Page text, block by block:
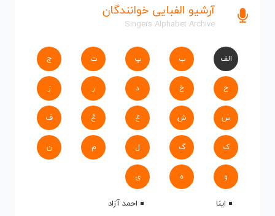
آرشیو الفبایی خوانندگان
Singers Alphabet Archive
الف ب پ ت ج
ح خ د ر ز
س ش ع غ ف
ک گ ل م ن
و ه ی
اینا
احمد آزاد